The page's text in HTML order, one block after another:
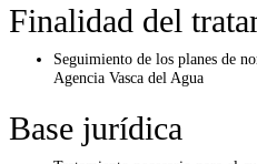
Finalidad del
Seguimiento de los planes de
Agencia Vasca del Agua
Base jurídica